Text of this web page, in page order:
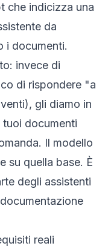
che indicizza una
da
i documenti.
invece di
di rispondere "a
gli diamo in
documenti
Il modello
su quella base. È
degli assistenti
reali